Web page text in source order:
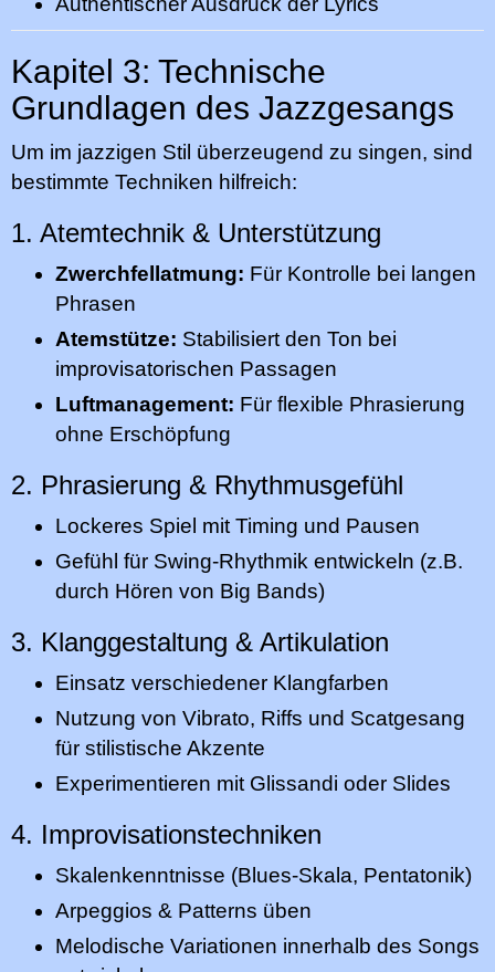
Kapitel 3: Technische
Grundlagen des Jazzgesangs
Um im jazzigen Stil überzeugend zu singen, sind
bestimmte Techniken hilfreich:
1. Atemtechnik & Unterstützung
Zwerchfellatmung: Für Kontrolle bei langen
Phrasen
Atemstütze: Stabilisiert den Ton bei
improvisatorischen Passagen
Luftmanagement: Für flexible Phrasierung
ohne Erschöpfung
2. Phrasierung & Rhythmusgefühl
Lockeres Spiel mit Timing und Pausen
Gefühl für Swing-Rhythmik entwickeln (z.B.
durch Hören von Big Bands)
3. Klanggestaltung & Artikulation
Einsatz verschiedener Klangfarben
Nutzung von Vibrato, Riffs und Scatgesang
für stilistische Akzente
Experimentieren mit Glissandi oder Slides
4. Improvisationstechniken
Skalenkenntnisse (Blues-Skala, Pentatonik)
Arpeggios & Patterns üben
Melodische Variationen innerhalb des Songs